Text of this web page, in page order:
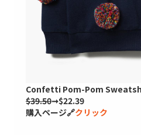
Confetti Pom-Pom
$39.50➞$22.39
購入ページ🔗クリック